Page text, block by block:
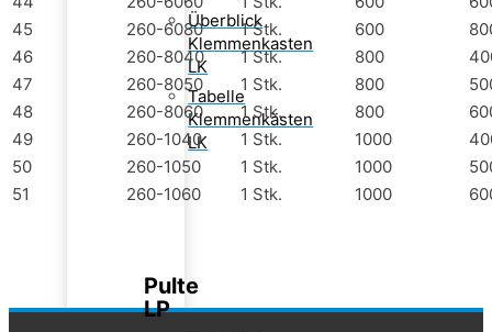
Überblick
Klemmenkasten
LK
Tabelle
Klemmenkästen
LK
Pulte
LP
45
260-6080 1 Stk. 600
46
260-8040 1 Stk. 800
47
260-8050 1 Stk. 800
48
260-8060 1 Stk. 800
49
260-1040 1 Stk. 1000
50
260-1050 1 Stk. 1000
51
260-1060 1 Stk. 1000